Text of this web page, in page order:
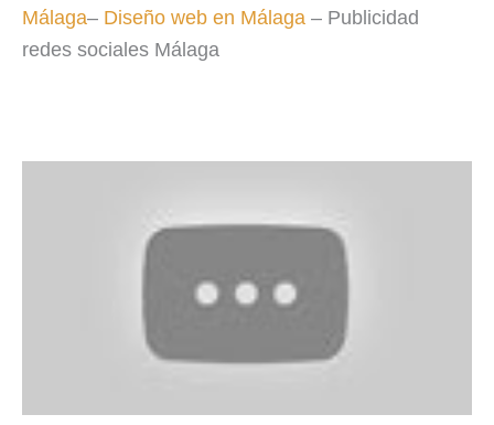
Málaga– Diseño web en Málaga – Publicidad
redes sociales Málaga